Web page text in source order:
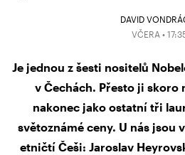
DAVID
VČERA •
Je jednou z šesti nositelů
v Čechách. Přesto ji skoro
nakonec jako ostatní tři
světoznámé ceny. U nás jsou
etničtí Češi: Jaroslav